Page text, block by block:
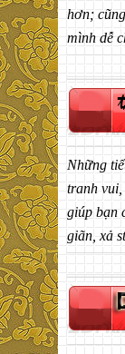
hơn;
mình dễ
Những
tranh
giúp bạn
giãn, xả